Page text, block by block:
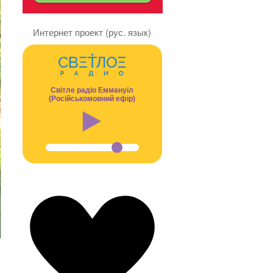
Интернет проект (рус. язык)
Світле радіо Еммануїл
(Російськомовний ефір)